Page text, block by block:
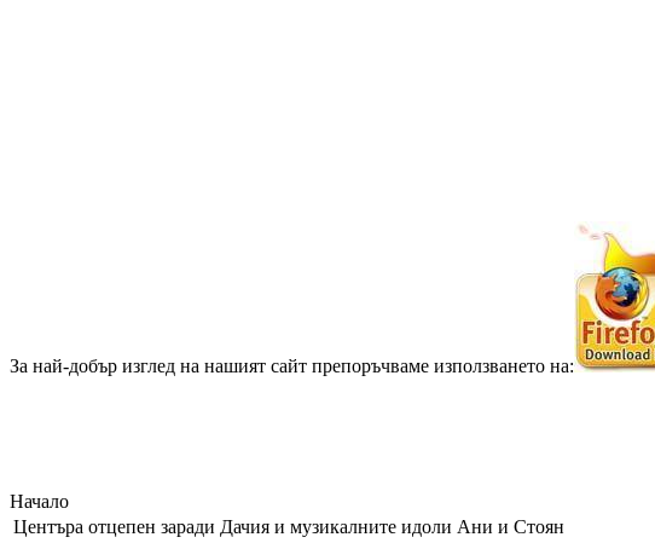
За най-добър изглед на нашият сайт препоръчваме използването на:
Начало
Центъра отцепен заради Дачия и музикалните идоли Ани и Стоян